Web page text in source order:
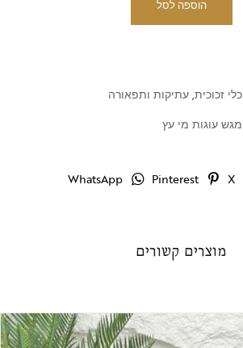
הוספה לסל
כלי זכוכית,עתיקות ותפאורה
מגש עוגות מי עץ
X
Pinterest
WhatsApp
מוצרים קשורים